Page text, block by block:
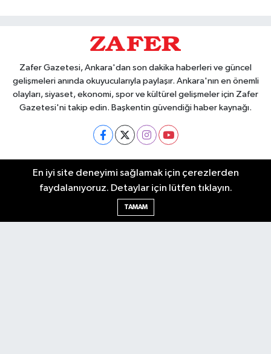
Zafer Gazetesi, Ankara'dan son dakika haberleri ve güncel
gelişmeleri anında okuyucularıyla paylaşır. Ankara'nın en önemli
olayları, siyaset, ekonomi, spor ve kültürel gelişmeler için Zafer
Gazetesi'ni takip edin. Başkentin güvendiği haber kaynağı.
Nöbetçi Eczaneler
Hava Durumu
En iyi site deneyimi sağlamak için çerezlerden
faydalanıyoruz. Detaylar için lütfen tıklayın.
TAMAM